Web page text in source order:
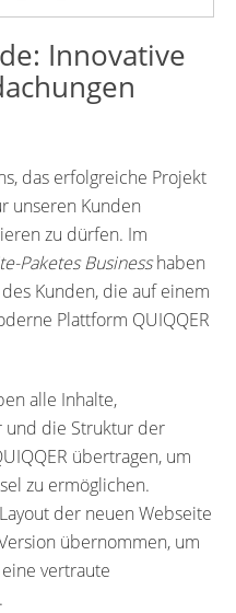
Innovative
das erfolgreiche Projekt
unseren Kunden
zu dürfen. Im
Paketes Businesshaben
Kunden, die auf einem
Plattform QUIQQER
alle Inhalte,
und die Struktur der
übertragen, um
zu ermöglichen.
der neuen Webseite
übernommen, um
vertraute